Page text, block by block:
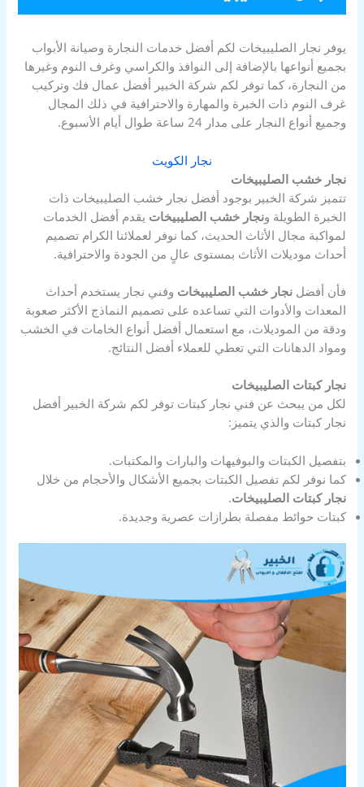
يوفر نجار الصليبيخات لكم أفضل خدمات النجارة وصيانة الأبواب
بجميع أنواعها بالإضافة إلى النوافذ والكراسي وغرف النوم وغيرها
من النجارة، كما توفر لكم شركة الخبير أفضل عمال فك وتركيب
غرف النوم ذات الخبرة والمهارة والاحترافية في ذلك المجال
وجميع أنواع النجار على مدار 24 ساعة طوال أيام الأسبوع.
نجار الكويت
نجار خشب الصليبيخات
تتميز شركة الخبير بوجود أفضل نجار خشب الصليبيخات ذات
الخبرة الطويلة ونجار خشب الصليبيخات يقدم أفضل الخدمات
لمواكبة مجال الأثاث الحديث، كما نوفر لعملائنا الكرام تصميم
أحداث موديلات الأثاث بمستوى عالٍ من الجودة والاحترافية.
فأن أفضلنجار خشب الصليبيخات وفني نجار يستخدم أحداث
المعدات والأدوات التي تساعده على تصميم النماذج الأكثر صعوبة
ودقة من الموديلات، مع استعمال أفضل أنواع الخامات في الخشب
ومواد الدهانات التي تعطي للعملاء أفضل النتائج.
نجار كبتات الصليبيخات
لكل من يبحث عن فني نجار كبتات توفر لكم شركة الخبير أفضل
نجار كبتات والذي يتميز:
بتفصيل الكبتات والبوفيهات والبارات والمكتبات.
كما نوفر لكم تفصيل الكبتات بجميع الأشكال والأحجام من خلال
نجار كبتات الصليبيخات.
كبتات حوائط مفصلة بطرازات عصرية وجديدة.